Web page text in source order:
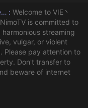
Системные сообщения : Welcome to VIE丶
is committed to
streaming
vulgar, or violent
Please pay attention to
Don't transfer to
beware of internet